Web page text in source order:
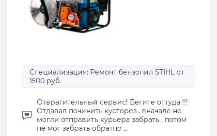
Специализация: Ремонт бензопил STIHL от
1500 руб.
Отвратительный сервис! Бегите оттуда !!!
Отдавал починить кусторез , вначале не
могли отправить курьера забрать , потом
не мог забрать обратно ...